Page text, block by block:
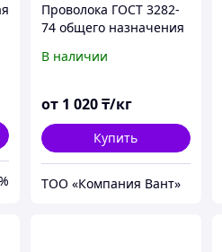
Проволока ГОСТ 3282-
74 общего назначения
В наличии
от 1 020₸/кг
Купить
ТОО «Компания Вант»